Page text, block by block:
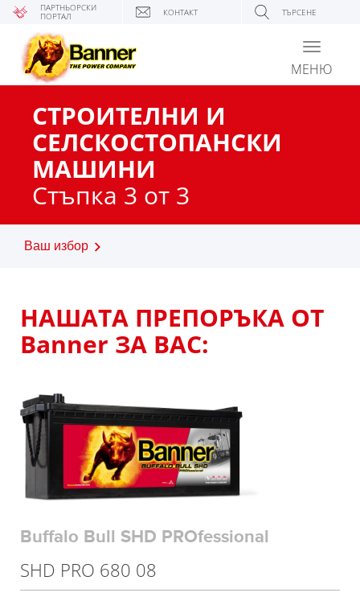
ПАРТНЬОРСКИ
ПОРТАЛ КОНТАКТ ТЪРСЕНЕ
Toggle
МЕНЮ
СТРОИТЕЛНИ И
СЕЛСКОСТОПАНСКИ
МАШИНИ
Стъпка 3 от 3
Ваш избор
НАШАТА ПРЕПОРЪКА ОТ
Banner ЗА ВАС:
Buffalo Bull SHD PROfessional
SHD PRO 680 08